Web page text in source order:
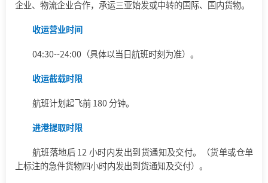
企业、物流企业合作，承运三亚始发或中转的国际、国内货物。
收运营业时间
04:30--24:00（具体以当日航班时刻为准）。
收运截载时限
航班计划起飞前 180 分钟。
进港提取时限
航班落地后 12 小时内发出到货通知及交付。（货单或仓单
上标注的急件货物四小时内发出到货通知及交付）。